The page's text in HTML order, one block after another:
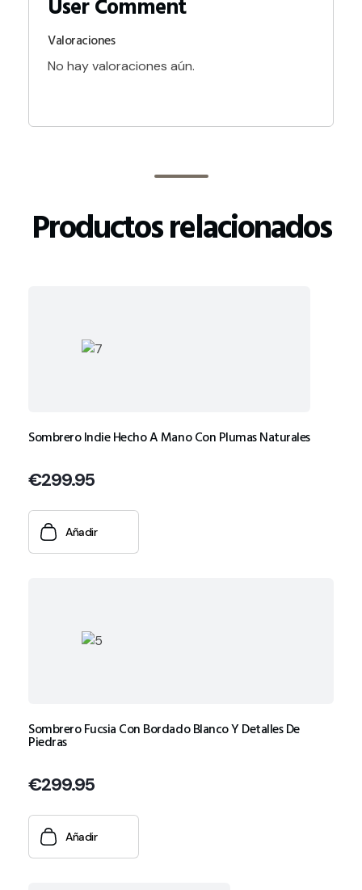
Valoraciones
No hay valoraciones aún.
Productos relacionados
Sombrero Indie Hecho A Mano Con Plumas Naturales
€299.95
Añadir
Sombrero Fucsia Con Bordado Blanco Y Detalles De
Piedras
€299.95
Añadir